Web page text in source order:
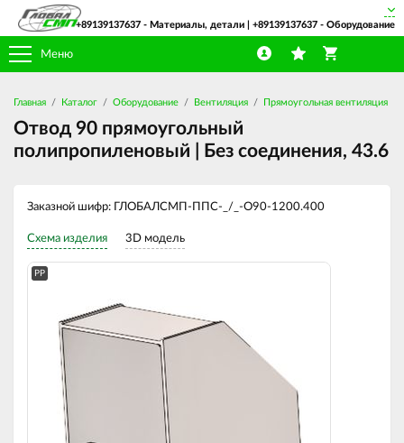
Меню
+89139137637 - Материалы, детали | +89139137637 - Оборудование
Главная Каталог Оборудование Вентиляция Прямоугольная вентиляция
Отвод 90 прямоугольный
полипропиленовый | Без соединения, 43.6
Заказной шифр: ГЛОБАЛСМП-ППС-_/_-О90-1200.400
Схема изделия 3D модель
PP